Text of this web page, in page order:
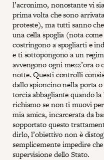
l’acronimo, nonostante vi
prima volta che sono
proteste), ma tutti sanno
una cella spoglia (nota
costringono a spogliarti e
e ti sottopongono a un
avvengono ogni mezz’ora
notte. Questi controlli
dallo spioncino nella porta
torcia abbagliante quando
richiamo se non ti muovi
mia amica, incarcerata da
sopportato questo
dirlo, l’obiettivo non è
semplicemente impedire
supervisione dello Stato.